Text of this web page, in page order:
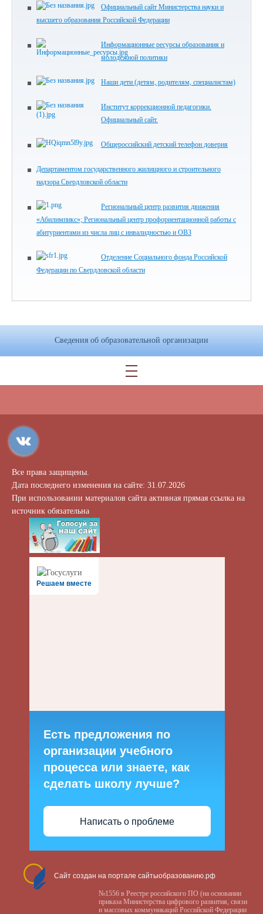
Официальный сайт Министерства науки и
высшего образования Российской Федерации
Информационные ресурсы образования и
молодежной политики
Наши дети (детям, родителям, специалистам)
Институт коррекционной педагогики.
Официальный сайт.
Общероссийский детский телефон доверия
Департаментом государственного жилищного и строительного
надзора Свердловской области
Региональный центр развития движения
«Абилимпикс»; Региональный центр профориентационной работы с
абитуриентами из числа лиц с инвалидностью и ОВЗ
Отделение Социального фонда Российской
Федерации по Свердловской области
Сведения об образовательной организации
Все права защищены.
Дата последнего изменения на сайте: 31.07.2026
При использовании материалов сайта активная прямая ссылка на
источник обязательна
Решаем вместе
Есть предложения по
организации учебного
процесса или знаете, как
сделать школу лучше?
Написать о проблеме
Сайт создан на портале сайтыобразованию.рф
№1556 в Реестре российского ПО (на основании
приказа Министерства цифрового развития, связи
и массовых коммуникаций Российской Федерации